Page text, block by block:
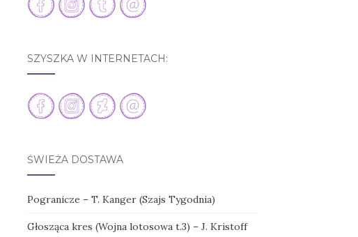
SZYSZKA W INTERNETACH:
ŚWIEŻA DOSTAWA
Pogranicze – T. Kanger (Szajs Tygodnia)
Głosząca kres (Wojna lotosowa t.3) – J. Kristoff